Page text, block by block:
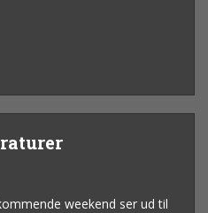
weekend ser ud til